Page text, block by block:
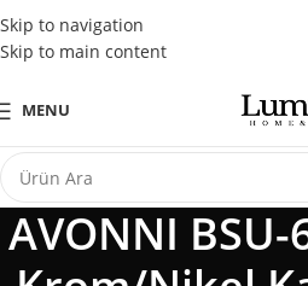
Skip to navigation
Skip to main content
Tüm Kredi Kartlarına Peşin
MENU
AVONNI BSU-